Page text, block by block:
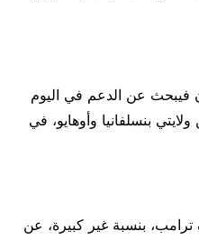
فيبحث عن الدعم في اليوم
بنسلفانيا وأوهايو، في
بنسبة غير كبيرة، عن